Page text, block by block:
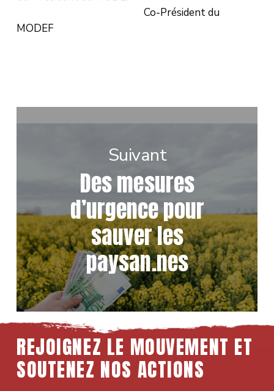
Co-Président du
MODEF
Suivant
Des mesures
d’urgence pour
sauver les
paysan.nes
REJOIGNEZ LE MOUVEMENT ET
SOUTENEZ NOS ACTIONS